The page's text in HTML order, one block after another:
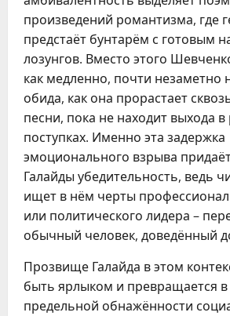
произведений романтизма, где
предстаёт бунтарём с готовым
лозунгов. Вместо этого
как медленно, почти незаметно
обида, как она прорастает
песни, пока не находит выхода
поступках. Именно эта задержка
эмоционального взрыва
Галайды убедительность, ведь
ищет в нём черты
или политического лидера –
обычный человек, доведённый
Прозвище Галайда в этом
быть ярлыком и превращается
предельной обнажённости